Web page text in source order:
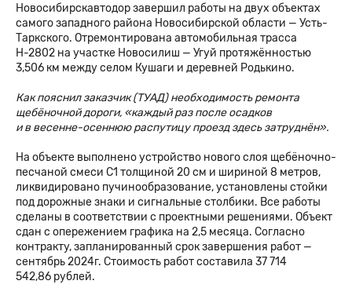
Новосибирскавтодор завершил работы на двух объектах
самого западного района Новосибирской области — Усть-
Таркского. Отремонтирована автомобильная трасса
Н-2802 на участке Новосилиш — Угуй протяжённостью
3,506 км между селом Кушаги и деревней Родькино.
Как пояснил заказчик (ТУАД) необходимость ремонта
щебёночной дороги, «каждый раз после осадков
и в весенне-осеннюю распутицу проезд здесь затруднён».
На объекте выполнено устройство нового слоя щебёночно-
песчаной смеси С1 толщиной 20 см и шириной 8 метров,
ликвидировано пучинообразование, установлены стойки
под дорожные знаки и сигнальные столбики. Все работы
сделаны в соответствии с проектными решениями. Объект
сдан с опережением графика на 2,5 месяца. Согласно
контракту, запланированный срок завершения работ —
сентябрь 2024г. Стоимость работ составила 37 714
542,86 рублей.